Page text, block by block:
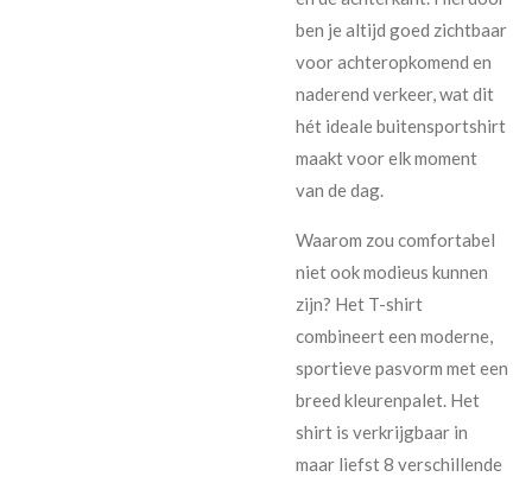
ben je altijd goed zichtbaar
voor achteropkomend en
naderend verkeer, wat dit
hét ideale buitensportshirt
maakt voor elk moment
van de dag.
Waarom zou comfortabel
niet ook modieus kunnen
zijn? Het T-shirt
combineert een moderne,
sportieve pasvorm met een
breed kleurenpalet. Het
shirt is verkrijgbaar in
maar liefst 8 verschillende